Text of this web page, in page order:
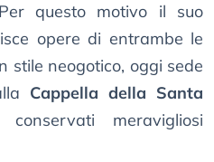
questo motivo il suo
opere di entrambe le
stile neogotico, oggi sede
Cappella della Santa
meravigliosi